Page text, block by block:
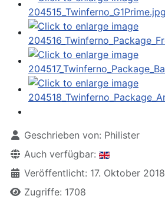
Geschrieben von: Philister
Auch verfügbar:
Veröffentlicht: 17. Oktober 2018
Zugriffe: 1708